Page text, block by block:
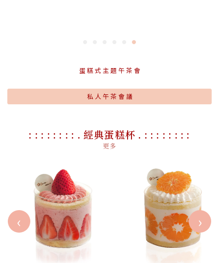
蛋 糕 式 主 題 午 茶 會
私 人 午 茶 會 議
: : : : : : : : . 經典蛋糕杯 . : : : : : : : :
更多
‹ ›